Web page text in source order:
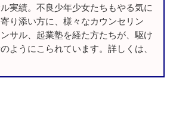
実績。不良少年少女たちもやる気に
り添い方に、様々なカウンセリン
サル、起業塾を経た方たちが、駆け
ようにこられています。詳しくは、